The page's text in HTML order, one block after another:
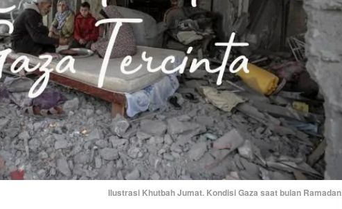
Ilustrasi Khutbah Jumat. Kondisi Gaza saat bulan Ramadan